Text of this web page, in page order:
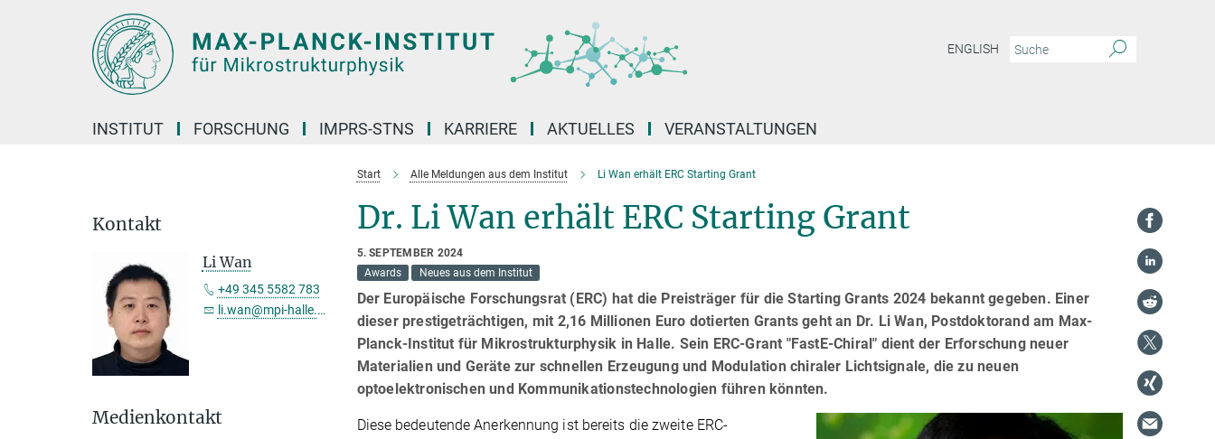
ENGLISH
INSTITUT FORSCHUNG IMPRS-STNS KARRIERE AKTUELLES VERANSTALTUNGEN
Start Alle Meldungen aus dem Institut Li Wan erhält ERC Starting Grant
Dr. Li Wan erhält ERC Starting Grant
5. SEPTEMBER 2024
Awards
Neues aus dem Institut
Der Europäische Forschungsrat (ERC) hat die Preisträger für die Starting Grants 2024 bekannt gegeben. Einer
dieser prestigeträchtigen, mit 2,16 Millionen Euro dotierten Grants geht an Dr. Li Wan, Postdoktorand am Max-
Planck-Institut für Mikrostrukturphysik in Halle. Sein ERC-Grant "FastE-Chiral" dient der Erforschung neuer
Materialien und Geräte zur schnellen Erzeugung und Modulation chiraler Lichtsignale, die zu neuen
optoelektronischen und Kommunikationstechnologien führen könnten.
Diese bedeutende Anerkennung ist bereits die zweite ERC-
Kontakt
Li Wan
+49 345 5582 783
li.wan@mpi-halle.mpg.de
Medienkontakt